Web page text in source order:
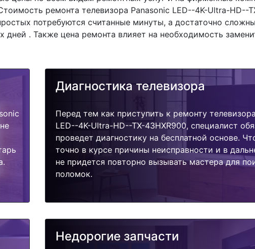
ремонта телевизора Panasonic LED--4K-Ultra-HD--
потребуются считанные минуты, а достаточно
дней . Также цена ремонта влияет на необходимость
Диагностика телевизора
Перед тем как приступить к ремонту
LED--4K-Ultra-HD--TX-43HXR900, специалист
проведет диагностику на бесплатной основе.
точно в курсе причины неисправности и в
не придется повторно вызывать мастера для
поломок.
Недорогие запчасти